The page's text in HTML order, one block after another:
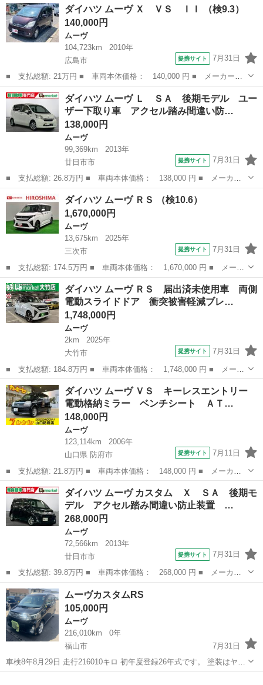
ＩＩ ドライブレコーダー ＥＴＣ バックカメラ ナビ ＢＴオー
ディオ クリアラ...
広島 府中市 ムーヴ
ダイハツ ムーヴ Ｘ ＶＳ ＩＩ （検9.3）
140,000円
ムーヴ
104,723km
2010年
広島市
提携サイト 7月31日
■ 支払総額: 21万円 ■ 車両本体価格： 140,000 円 ■ メーカー
名： ダイハツ ■ 車種名： ムーヴ ■ グレード名： Ｘ ＶＳ
ＩＩ ■ 排気量： 660cc ■ ドア枚数： 5D ■ ミッション： AT4...
広島 広島市 ムーヴ
ダイハツ ムーヴ Ｌ ＳＡ 後期モデル ユー
ザー下取り車 アクセル踏み間違い防…
138,000円
ムーヴ
99,369km
2013年
廿日市市
提携サイト 7月31日
■ 支払総額: 26.8万円 ■ 車両本体価格： 138,000 円 ■ メーカー
名： ダイハツ ■ 車種名： ムーヴ ■ グレード名： Ｌ ＳＡ
後期モデル ユーザー下取り車 アクセル踏み間違い防止装置 横滑
り防止装置 ...
広島 廿日市市 ムーヴ
ダイハツ ムーヴ ＲＳ （検10.6）
1,670,000円
ムーヴ
13,675km
2025年
三次市
提携サイト 7月31日
■ 支払総額: 174.5万円 ■ 車両本体価格： 1,670,000 円 ■ メーカ
ー名： ダイハツ ■ 車種名： ムーヴ ■ グレード名： ＲＳ ■
排気量： 660cc ■ ドア枚数： 5D ■ ミッション： CVT...
広島 三次市 ムーヴ
ダイハツ ムーヴ ＲＳ 届出済未使用車 両側
電動スライドドア 衝突被害軽減ブレ…
1,748,000円
ムーヴ
2km
2025年
大竹市
提携サイト 7月31日
■ 支払総額: 184.8万円 ■ 車両本体価格： 1,748,000 円 ■ メーカ
ー名： ダイハツ ■ 車種名： ムーヴ ■ グレード名： ＲＳ 届
出済未使用車 両側電動スライドドア 衝突被害軽減ブレーキ パー
キングセ...
広島 大竹市 ムーヴ
ダイハツ ムーヴ ＶＳ キーレスエントリー
電動格納ミラー ベンチシート ＡＴ…
148,000円
ムーヴ
123,114km
2006年
山口県 防府市
提携サイト 7月11日
■ 支払総額: 21.8万円 ■ 車両本体価格： 148,000 円 ■ メーカー
名： ダイハツ ■ 車種名： ムーヴ ■ グレード名： ＶＳ キー
レスエントリー 電動格納ミラー ベンチシート ＡＴ 盗難防止シ
ステム ＣＤ...
山口 防府市 ムーヴ
ダイハツ ムーヴ カスタム Ｘ ＳＡ 後期モ
デル アクセル踏み間違い防止装置 …
268,000円
ムーヴ
72,566km
2013年
廿日市市
提携サイト 7月31日
■ 支払総額: 39.8万円 ■ 車両本体価格： 268,000 円 ■ メーカー
名： ダイハツ ■ 車種名： ムーヴ ■ グレード名： カスタム
Ｘ ＳＡ 後期モデル アクセル踏み間違い防止装置 横滑り防止装
置 エコアイ...
広島 廿日市市 ムーヴ
ムーヴカスタムRS
105,000円
ムーヴ
216,010km
0年
福山市
7月31日
車検8年8月29日 走行216010キロ 初年度登録26年式です。 塗装はヤレ
もなく綺麗です。 5枚目の写真のように左サイドステップに傷があり